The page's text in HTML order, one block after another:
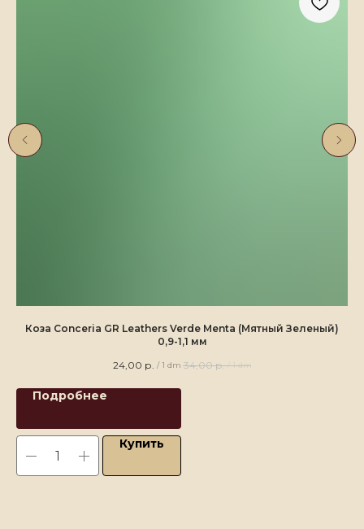
Коза Conceria GR Leathers Verde Menta (Мятный Зеленый)
0,9-1,1 мм
24,00 р. / 1 dm 34,00 р. / 1 dm
Подробнее
Купить